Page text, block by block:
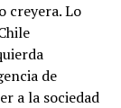
creyera. Lo
de
a la sociedad